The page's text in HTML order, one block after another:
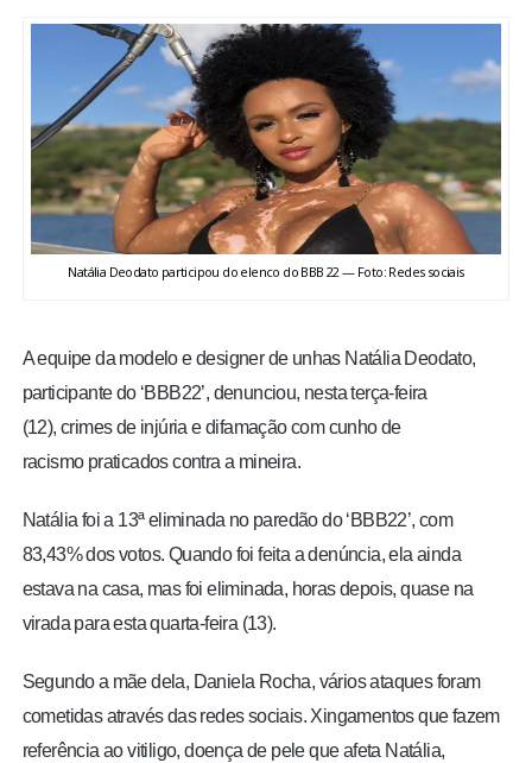
ESPORTES
ENTRETENIMENTO
ENQUETE
TV LPB
COLUNISTAS
Natália Deodato participou do elenco do BBB 22 — Foto: Redes sociais
A equipe da modelo e designer de unhas Natália Deodato,
participante do ‘BBB22’, denunciou, nesta terça-feira
(12),crimes de injúria e difamação com cunho de
racismopraticados contra a mineira.
Natália foi a 13ª eliminada no paredão do ‘BBB22’, com
83,43% dos votos. Quando foi feita a denúncia, ela ainda
estava na casa, mas foi eliminada, horas depois, quase na
virada para esta quarta-feira (13).
Segundo a mãe dela, Daniela Rocha, vários ataques foram
cometidas através das redes sociais. Xingamentos que fazem
referência ao vitiligo, doença de pele que afeta Natália,